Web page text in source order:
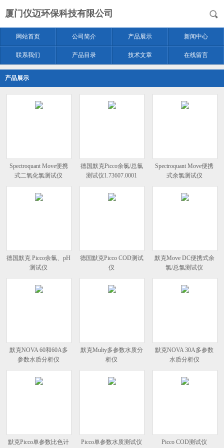
厦门仪迈环保科技有限公司
网站首页 公司简介 产品展示 新闻中心
联系我们 产品目录 技术文章 在线留言
产品展示
Spectroquant Move便携
式二氧化氯测试仪
德国默克Picco余氯/总氯
测试仪1.73607.0001
Spectroquant Move便携
式余氯测试仪
德国默克 Picco余氯、pH
测试仪
德国默克Picco COD测试
仪
默克Move DC便携式余
氯/总氯测试仪
默克NOVA 60和60A多
参数水质分析仪
默克Multy多参数水质分
析仪
默克NOVA 30A多参数
水质分析仪
默克Picco单参数比色计 Picco单参数水质测试仪 Picco COD测试仪